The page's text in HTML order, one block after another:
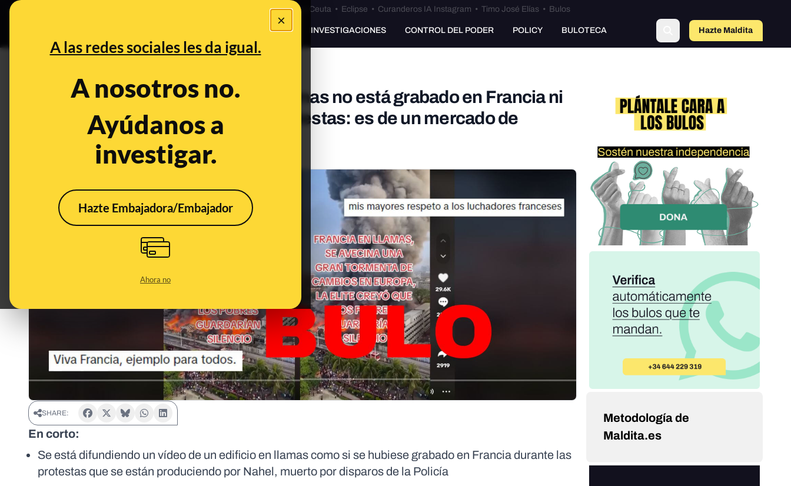
×
A las redes sociales les da igual.
A nosotros no.
Ayúdanos a
investigar.
Hazte Embajadora/Embajador
Ahora no
Especial Ceuta•Bulos Ceuta • Eclipse • Curanderos IA Instagram • Timo José Elías • Bulos
PREBUNKING INVESTIGACIONES CONTROL DEL PODER POLICY BULOTECA Hazte Maldito
No, este vídeo de un edificio en llamas no está grabado en Francia ni
tiene relación con las actuales protestas: es de un mercado de
Bangladesh
Jul 5, 2023, 12:26:05 PM
SHARE:
En corto:
Se está difundiendo un vídeo de un edificio en llamas como si se hubiese grabado en Francia durante las
protestas que se están produciendo por Nahel, muerto por disparos de la Policía
Metodología de
Maldita.es